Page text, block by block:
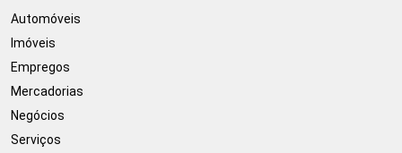
Automóveis
Imóveis
Empregos
Mercadorias
Negócios
Serviços